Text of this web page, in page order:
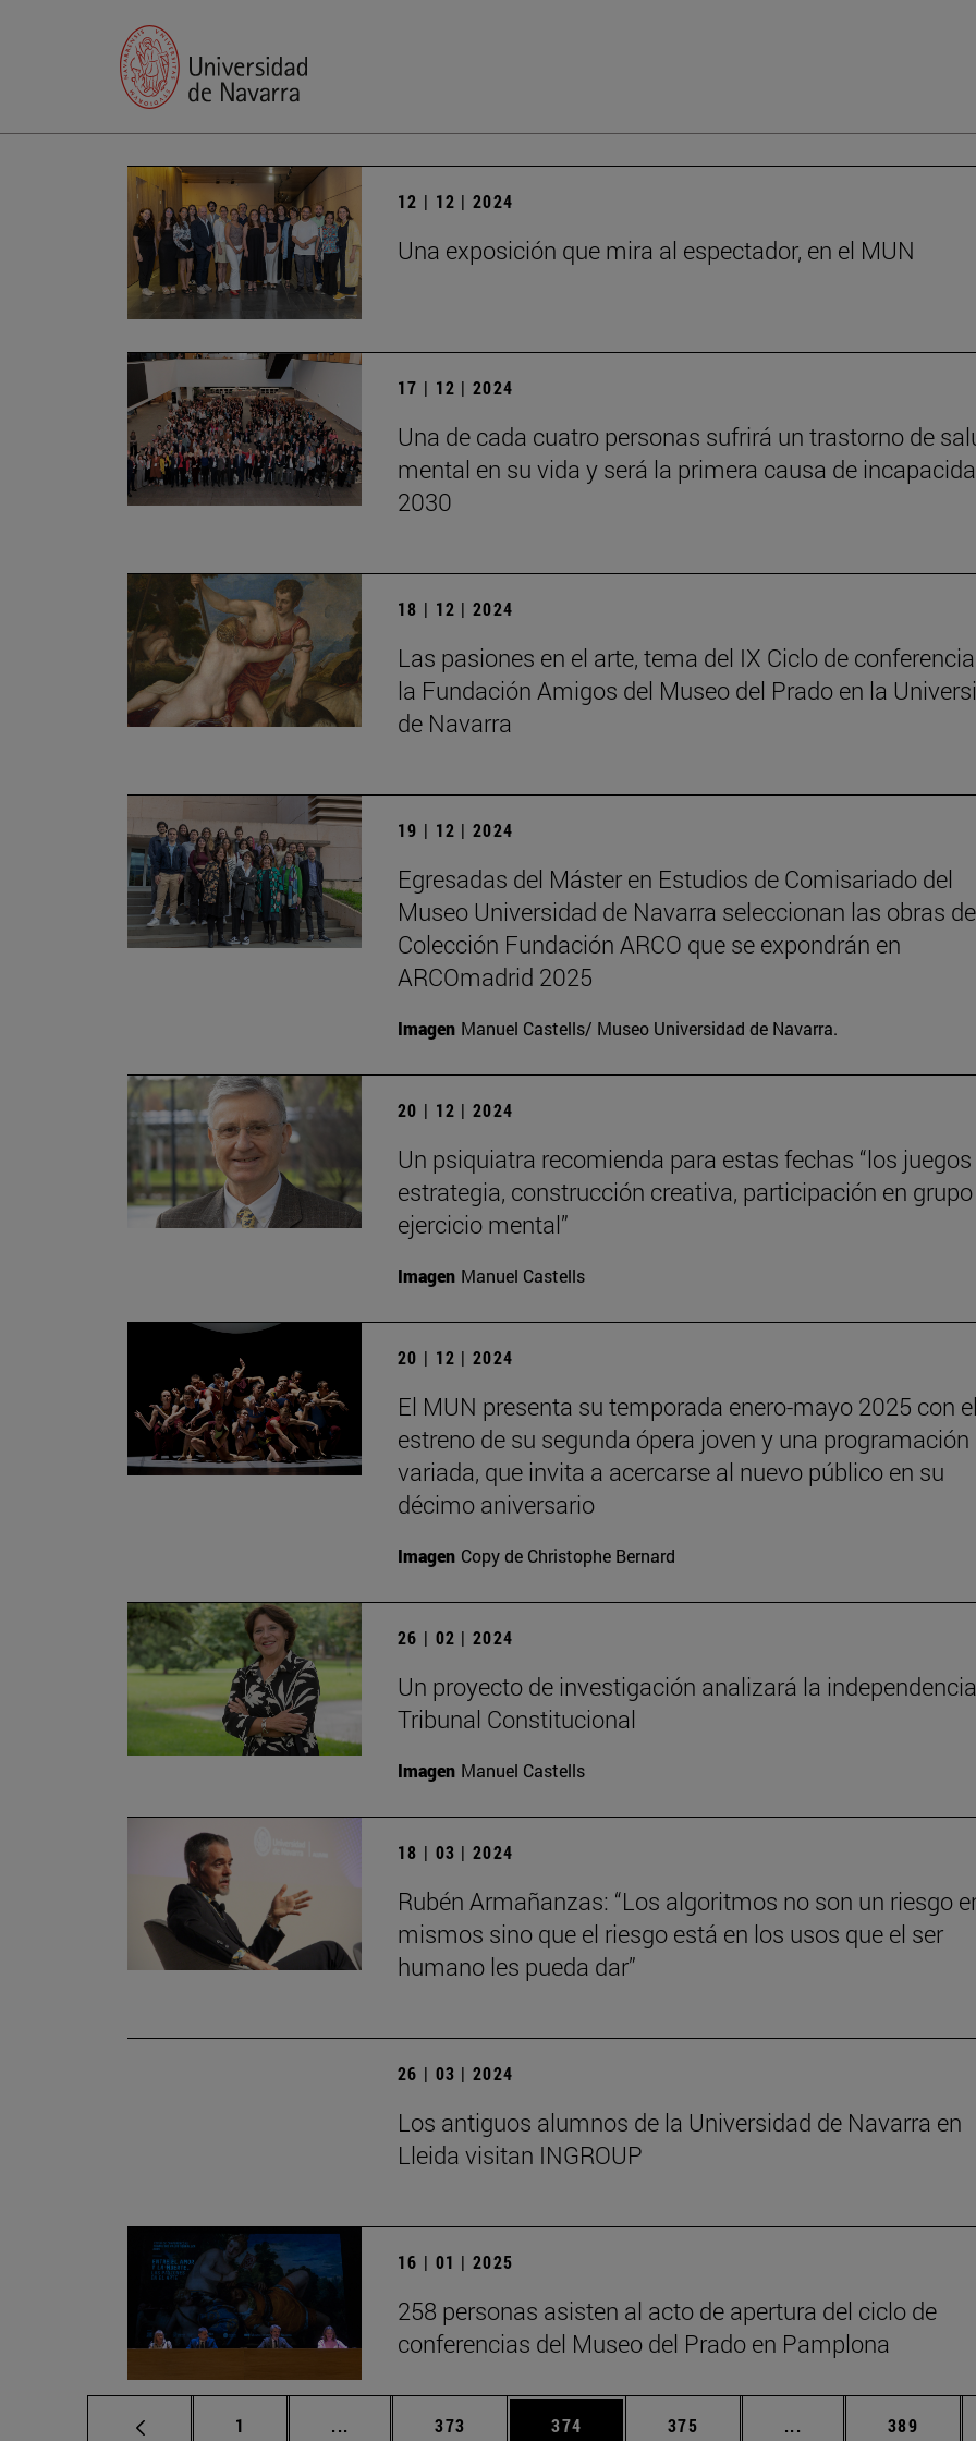
12 | 12 | 2024
Una exposición que mira al espectador, en el MUN
17 | 12 | 2024
Una de cada cuatro personas sufrirá un trastorno de
mental en su vida y será la primera causa de
2030
18 | 12 | 2024
Las pasiones en el arte, tema del IX Ciclo de
la Fundación Amigos del Museo del Prado en la
de Navarra
19 | 12 | 2024
Egresadas del Máster en Estudios de Comisariado del
Museo Universidad de Navarra seleccionan las obras
Colección Fundación ARCO que se expondrán en
ARCOmadrid 2025
Imagen Manuel Castells/ Museo Universidad de Navarra.
20 | 12 | 2024
Un psiquiatra recomienda para estas fechas “los
estrategia, construcción creativa, participación en
ejercicio mental”
Imagen Manuel Castells
20 | 12 | 2024
El MUN presenta su temporada enero-mayo 2025 con el
estreno de su segunda ópera joven y una programación
variada, que invita a acercarse al nuevo público en su
décimo aniversario
Imagen Copy de Christophe Bernard
26 | 02 | 2024
Un proyecto de investigación analizará la
Tribunal Constitucional
Imagen Manuel Castells
18 | 03 | 2024
Rubén Armañanzas: “Los algoritmos no son un riesgo
mismos sino que el riesgo está en los usos que el ser
humano les pueda dar”
26 | 03 | 2024
Los antiguos alumnos de la Universidad de Navarra en
Lleida visitan INGROUP
16 | 01 | 2025
258 personas asisten al acto de apertura del ciclo de
conferencias del Museo del Prado en Pamplona
Página
1 ... Páginas intermedias Use TAB para desplazarse.
Página
373 Página
374 Página
375 ... Páginas intermedias
Página
389